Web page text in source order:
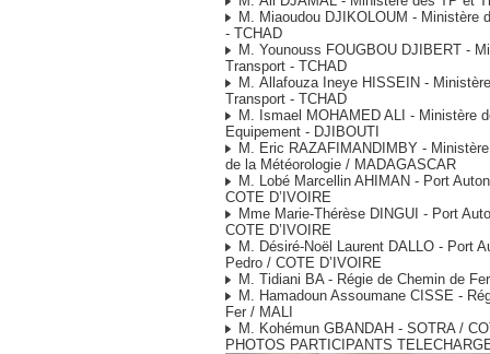
M. Miaoudou DJIKOLOUM - Ministère
- TCHAD
M. Younouss FOUGBOU DJIBERT -
Transport - TCHAD
M. Allafouza Ineye HISSEIN -
Transport - TCHAD
M. Ismael MOHAMED ALI - Ministère
Equipement - DJIBOUTI
M. Eric RAZAFIMANDIMBY -
de la Météorologie / MADAGASCAR
M. Lobé Marcellin AHIMAN - Port
COTE D’IVOIRE
Mme Marie-Thérèse DINGUI - Port
COTE D’IVOIRE
M. Désiré-Noël Laurent DALLO - Port
Pedro / COTE D’IVOIRE
M. Tidiani BA - Régie de Chemin de
M. Hamadoun Assoumane CISSE -
Fer / MALI
M. Kohémun GBANDAH - SOTRA /
PHOTOS PARTICIPANTS